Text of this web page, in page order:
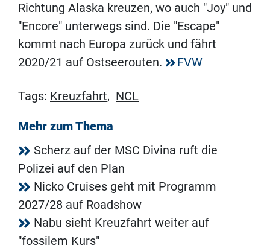
Richtung Alaska kreuzen, wo auch "Joy" und
"Encore" unterwegs sind. Die "Escape"
kommt nach Europa zurück und fährt
2020/21 auf Ostseerouten.
FVW
Tags: Kreuzfahrt, NCL
Mehr zum Thema
Scherz auf der MSC Divina ruft die
Polizei auf den Plan
Nicko Cruises geht mit Programm
2027/28 auf Roadshow
Nabu sieht Kreuzfahrt weiter auf
"fossilem Kurs"